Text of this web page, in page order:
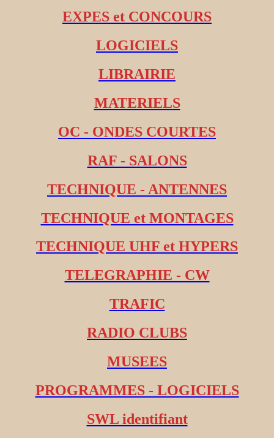
EXPES et CONCOURS
LOGICIELS
LIBRAIRIE
MATERIELS
OC - ONDES COURTES
RAF - SALONS
TECHNIQUE - ANTENNES
TECHNIQUE et MONTAGES
TECHNIQUE UHF et HYPERS
TELEGRAPHIE - CW
TRAFIC
RADIO CLUBS
MUSEES
PROGRAMMES - LOGICIELS
SWL identifiant